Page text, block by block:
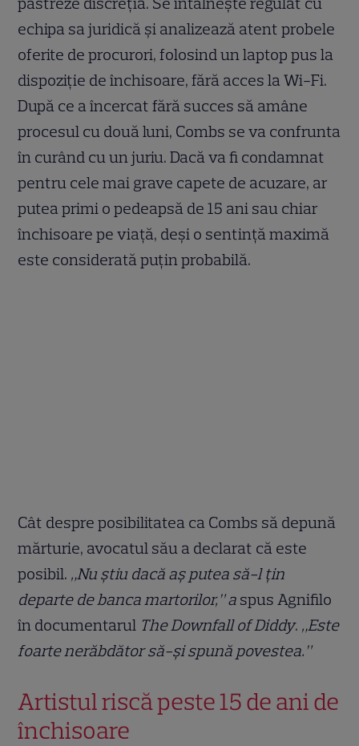
echipa sa juridică și analizează atent probele
oferite de procurori, folosind un laptop pus la
dispoziție de închisoare, fără acces la Wi-Fi.
După ce a încercat fără succes să amâne
procesul cu două luni, Combs se va confrunta
în curând cu un juriu. Dacă va fi condamnat
pentru cele mai grave capete de acuzare, ar
putea primi o pedeapsă de 15 ani sau chiar
închisoare pe viață, deși o sentință maximă
este considerată puțin probabilă.
Cât despre posibilitatea ca Combs să depună
mărturie, avocatul său a declarat că este
posibil. „Nu știu dacă aș putea să-l țin
departe de banca martorilor,” a spus Agnifilo
în documentarul The Downfall of Diddy. „Este
foarte nerăbdător să-și spună povestea.”
Artistul riscă peste 15 de ani de
închisoare